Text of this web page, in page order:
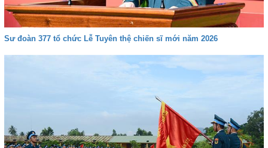
Sư đoàn 377 tổ chức Lễ Tuyên thệ chiến sĩ mới năm 2026